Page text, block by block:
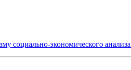
социально-экономического